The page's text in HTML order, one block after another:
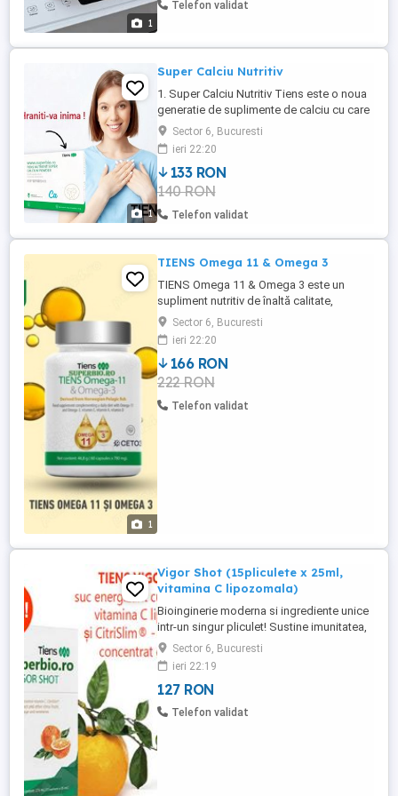
1
Telefon validat
1
Super Calciu Nutritiv
1. Super Calciu Nutritiv Tiens este o noua
generatie de suplimente de calciu cu care
Compania Tiens a obtinut rezultate
remarcabile recunoscute pe plan mondial,
gradul de asimilare biologica a acestui tip
de calciu de catre organism fiind
deFormula chimica a calciului Tiens,
diferita de cea existenta ...
Sector 6, Bucuresti
ieri 22:20
133 RON
140 RON
Telefon validat
1
TIENS Omega 11 & Omega 3
TIENS Omega 11 & Omega 3 este un
supliment nutritiv de înaltă calitate,
conceput pentru a susține sănătatea
cardiovasculară și funcția cognitivă. Acest
produs combină beneficiile acizilor grași
esențiali Omega-3, cunoscuți pentru
proprietățile lor antiinflamatoare și
capacitatea de a îmbunătăți sănătatea ...
Sector 6, Bucuresti
ieri 22:20
166 RON
222 RON
Telefon validat
Vigor Shot (15pliculete x 25ml,
vitamina C lipozomala)
Bioinginerie moderna si ingrediente unice
intr-un singur pliculet! Sustine imunitatea,
lupta impotriva virusului! Un supliment
natural, care stimuleaza imunitatea și
creste puterea de rezistenta. Vitamina C
lipozomala este un antioxidant puternic
care ajuta la intarirea imunitatii si la
Sector 6, Bucuresti
ieri 22:19
127 RON
Telefon validat